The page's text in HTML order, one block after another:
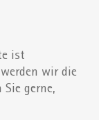
ist
wir die
gerne,